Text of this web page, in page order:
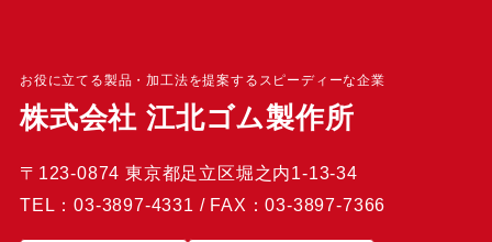
お役に立てる製品・加工法を提案するスピーディーな企業
株式会社 江北ゴム製作所
〒123-0874 東京都足立区堀之内1-13-34
TEL：03-3897-4331 / FAX：03-3897-7366